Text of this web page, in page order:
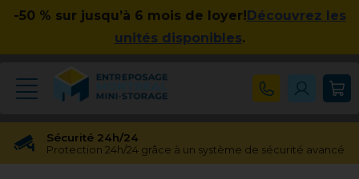
-50 % sur jusqu’à 6 mois de loyer!Découvrez les
unités disponibles.
Sécurité 24h/24
Protection 24h/24 grâce à un système de sécurité avancé